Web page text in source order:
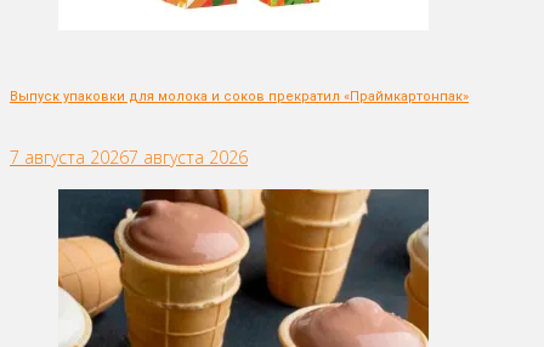
Выпуск упаковки для молока и соков прекратил «Праймкартонпак»
7 августа 20267 августа 2026